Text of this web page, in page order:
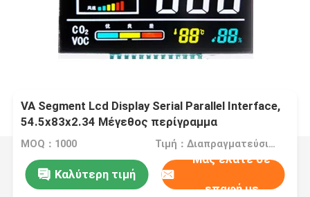
VA Segment Lcd Display Serial Parallel Interface,
54.5x83x2.34 Μέγεθος περίγραμμα
MOQ：1000 Τιμή：Διαπραγματεύσιμα
Καλύτερη τιμή
Μας ελάτε σε
επαφή με